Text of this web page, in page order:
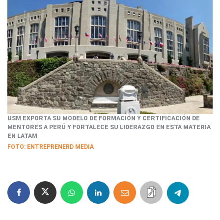
USM EXPORTA SU MODELO DE FORMACIÓN Y CERTIFICACIÓN DE
MENTORES A PERÚ Y FORTALECE SU LIDERAZGO EN ESTA MATERIA
EN LATAM
FOTO: ENTREPRENERD MEDIA